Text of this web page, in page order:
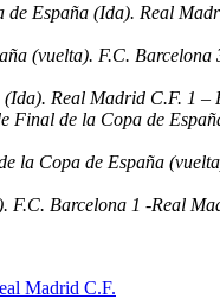
de España (Ida). Real
(vuelta). F.C.
Real Madrid C.F. 1 –
Final de la Copa de
la Copa de España
F.C. Barcelona 1 -Real
Madrid C.F.